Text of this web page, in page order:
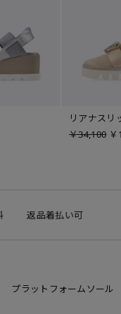
リアナスリ
￥34,100
返品着払い可
プラットフォームソール